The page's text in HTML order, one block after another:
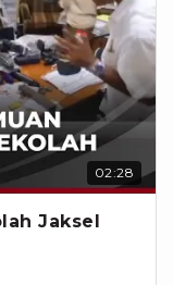
02:28
Jaksel